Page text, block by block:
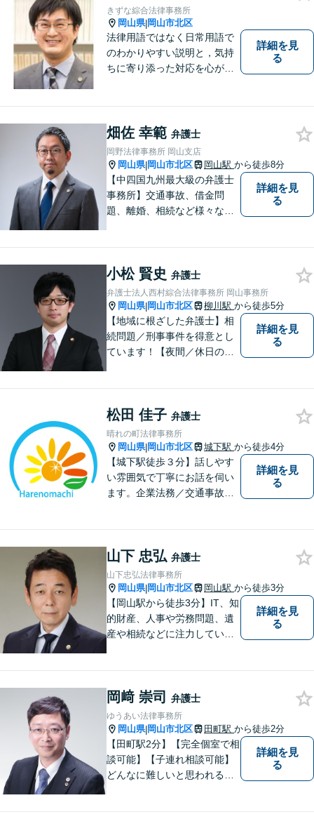
きずな綜合法律事務所
岡山県|岡山市北区
法律用語ではなく日常用語で
のわかりやすい説明と，気持
ちに寄り添った対応を心がけ
詳細を見
る
畑佐 幸範 弁護士
岡野法律事務所 岡山支店
岡山県|岡山市北区 岡山駅 から徒歩8分
【中四国九州最大級の弁護士
事務所】交通事故、借金問
題、離婚、相続など様々な問
い！
詳細を見
る
小松 賢史 弁護士
弁護士法人西村綜合法律事務所 岡山事務所
岡山県|岡山市北区 柳川駅 から徒歩5分
【地域に根ざした弁護士】相
続問題／刑事事件を得意とし
ています！【夜間／休日の相
詳細を見
る
松田 佳子 弁護士
晴れの町法律事務所
岡山県|岡山市北区 城下駅 から徒歩4分
【城下駅徒歩３分】話しやす
い雰囲気で丁寧にお話を伺い
ます。企業法務／交通事故／
詳細を見
る
山下 忠弘 弁護士
山下忠弘法律事務所
岡山県|岡山市北区 岡山駅 から徒歩3分
【岡山駅から徒歩3分】IT、知
的財産、人事や労務問題、遺
産や相続などに注力していま
相談ください。依頼者さまの
サポートができるよう努めて
まいります。
詳細を見
る
岡﨑 崇司 弁護士
ゆうあい法律事務所
岡山県|岡山市北区 田町駅 から徒歩2分
【田町駅2分】【完全個室で相
談可能】【子連れ相談可能】
どんなに難しいと思われる案
詳細を見
る